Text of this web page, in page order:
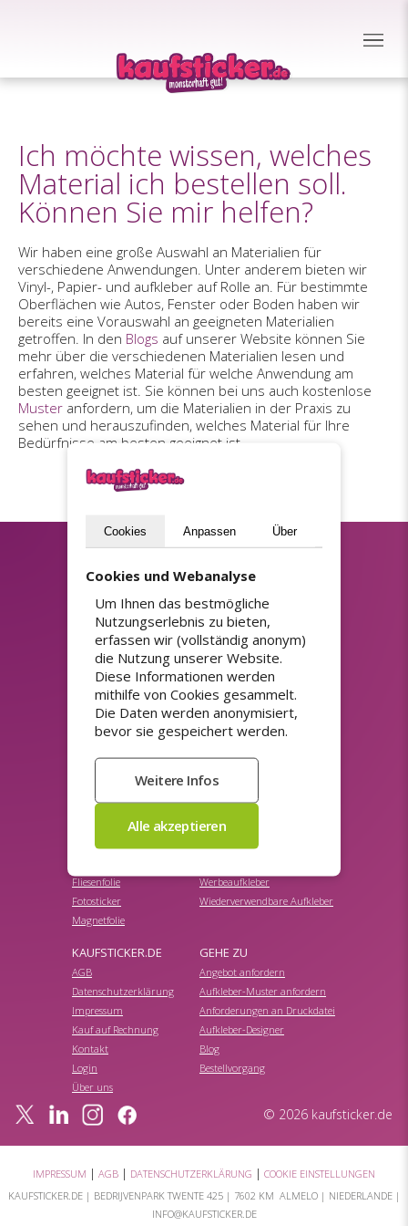
Ich möchte wissen, welches
Material ich bestellen soll.
Können Sie mir helfen?
Wir haben eine große Auswahl an Materialien für
verschiedene Anwendungen. Unter anderem bieten wir
Vinyl-, Papier- und aufkleber auf Rolle an. Für bestimmte
Oberflächen wie Autos, Fenster oder Boden haben wir
bereits eine Vorauswahl an geeigneten Materialien
getroffen. In den Blogs auf unserer Website können Sie
mehr über die verschiedenen Materialien lesen und
erfahren, welches Material für welche Anwendung am
besten geeignet ist. Sie können bei uns auch kostenlose
Muster anfordern, um die Materialien in der Praxis zu
sehen und herauszufinden, welches Material für Ihre
Bedürfnisse am besten geeignet ist.
Newsletter abonnieren?
(datenschutzerklärung)
Senden
SORTIMENT
3d Aufkleber
Aufkleber mit Logo
Aufkleber starker Klebstoff
Autofolie
Etiketten auf Rolle
Fliesenfolie
Fotosticker
Magnetfolie
Preisaufkleber
PVC Aufkleber
Rollenetiketten
Sticker auf Rolle
Sale Aufkleber
Werbeaufkleber
Wiederverwendbare Aufkleber
KAUFSTICKER.DE
AGB
Datenschutzerklärung
Impressum
Kauf auf Rechnung
Kontakt
Login
Über uns
GEHE ZU
Angebot anfordern
Aufkleber-Muster anfordern
Anforderungen an Druckdatei
Aufkleber-Designer
Blog
Bestellvorgang
© 2026 kaufsticker.de
IMPRESSUM | AGB | DATENSCHUTZERKLÄRUNG | COOKIE EINSTELLUNGEN
KAUFSTICKER.DE | BEDRIJVENPARK TWENTE 425| 7602 KM ALMELO| NIEDERLANDE |
INFO@KAUFSTICKER.DE
Cookies Anpassen Über
Cookies und Webanalyse
Um Ihnen das bestmögliche
Nutzungserlebnis zu bieten,
erfassen wir (vollständig anonym)
die Nutzung unserer Website.
Diese Informationen werden
mithilfe von Cookies gesammelt.
Die Daten werden anonymisiert,
bevor sie gespeichert werden.